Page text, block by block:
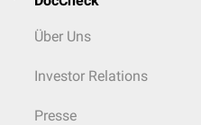
Über Uns
Investor Relations
Presse